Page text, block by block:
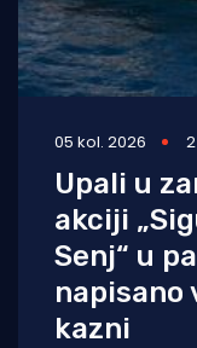
05 kol. 2026
Upali u
akciji
Senj“ u
napisano
kazni